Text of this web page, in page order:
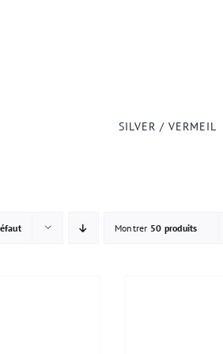
SILVER / VERMEIL
Montrer 50 produits